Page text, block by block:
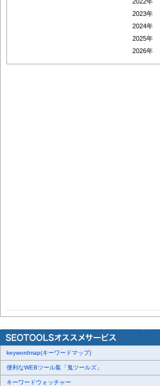
2023年
2024年
2025年
2026年
keywordmap(キーワードマップ)
便利なWEBツール集「鬼ツールズ」
キーワードウォッチャー